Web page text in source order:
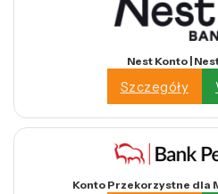
Nest Konto |
Szczegóły
Konto Przekorzystne dla